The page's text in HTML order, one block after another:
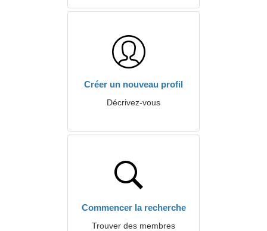
Créer un nouveau profil
Décrivez-vous
Commencer la recherche
Trouver des membres